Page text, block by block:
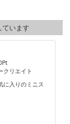
ています
クリエイト
に入りのミニス